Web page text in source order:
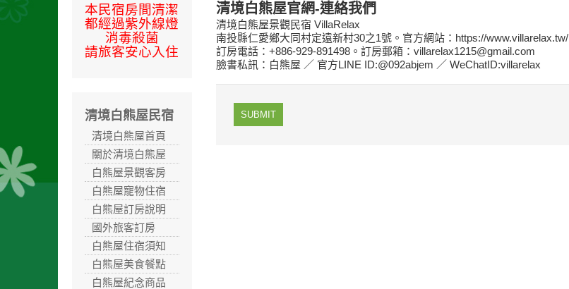
本民宿房間清潔
都經過紫外線燈
消毒殺菌
請旅客安心入住
清境白熊屋民宿
清境白熊屋首頁
關於清境白熊屋
白熊屋景觀客房
白熊屋寵物住宿
白熊屋訂房說明
國外旅客訂房
白熊屋住宿須知
白熊屋美食餐點
白熊屋紀念商品
清境白熊屋官網-連絡我們
清境白熊屋景觀民宿 VillaRelax
南投縣仁愛鄉大同村定遠新村30之1號。官方網站：https://www.villarelax.tw/
訂房電話：+886-929-891498。訂房郵箱：villarelax1215@gmail.com
臉書私訊：白熊屋 ／ 官方LINE ID:@092abjem ／ WeChatID:villarelax
SUBMIT